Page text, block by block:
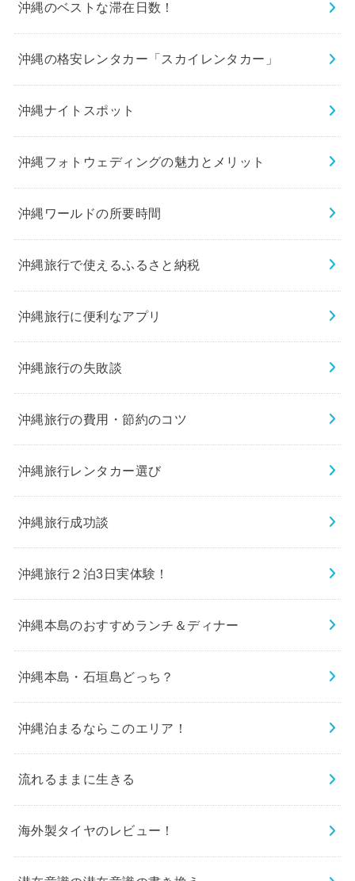
沖縄のベストな滞在日数！
沖縄の格安レンタカー「スカイレンタカー」
沖縄ナイトスポット
沖縄フォトウェディングの魅力とメリット
沖縄ワールドの所要時間
沖縄旅行で使えるふるさと納税
沖縄旅行に便利なアプリ
沖縄旅行の失敗談
沖縄旅行の費用・節約のコツ
沖縄旅行レンタカー選び
沖縄旅行成功談
沖縄旅行２泊3日実体験！
沖縄本島のおすすめランチ＆ディナー
沖縄本島・石垣島どっち？
沖縄泊まるならこのエリア！
流れるままに生きる
海外製タイヤのレビュー！